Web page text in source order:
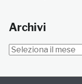
Archivi
Archivi